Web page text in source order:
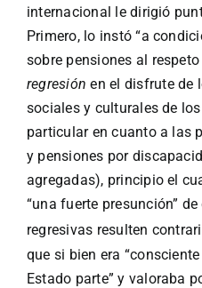
internacional le dirigió
Primero, lo instó “a
sobre pensiones al
regresión en el disfrute de
sociales y culturales de
particular en cuanto a las
y pensiones por
agregadas), principio el
“una fuerte presunción”
regresivas resulten
que si bien era
Estado parte” y valoraba